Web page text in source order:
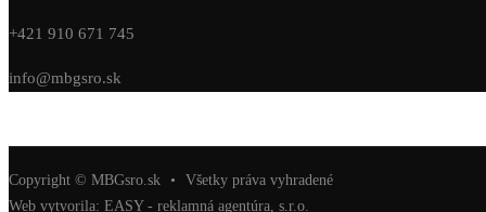
+421 910 671 745
info@mbgsro.sk
Copyright © MBGsro.sk •
Všetky práva vyhradené
Web vytvorila: EASY - reklamná agentúra, s.r.o.